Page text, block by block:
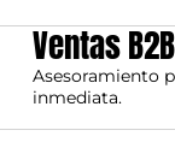
Ventas
Asesoramiento
inmediata.